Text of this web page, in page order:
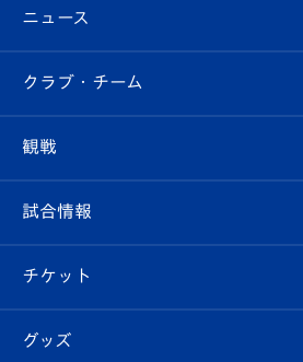
ニュース
すべて
クラブ
試合情報
チケット
クラブ・チーム
クラブ概要
エンブレム紹介
観戦
観戦ルール
はじめての観戦ガイド
試合情報
試合日程/結果
チケット
チケット
グッズ